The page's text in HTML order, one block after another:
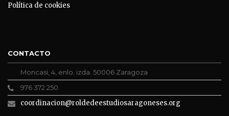
Política de cookies
CONTACTO
Moncasi, 4, enlo. izda. 50006 Zaragoza
976 372 250
coordinacion@roldedeestudiosaragoneses.org